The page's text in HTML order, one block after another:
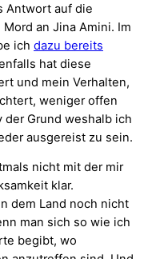
Antwort auf die
an Jina Amini. Im
ich dazu bereits
hat diese
und mein Verhalten,
weniger offen
Grund weshalb ich
ausgereist zu sein.
nicht mit der mir
klar.
dem Land noch nicht
man sich so wie ich
begibt, wo